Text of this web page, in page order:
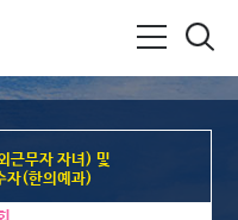
근무자 자녀) 및
자(한의예과)